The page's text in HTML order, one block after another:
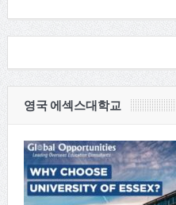
영국 에섹스대학교